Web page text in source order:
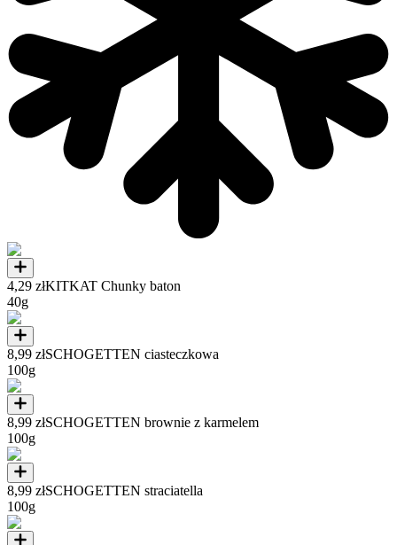
4,29 złKITKAT Chunky baton
40g
8,99 złSCHOGETTEN ciasteczkowa
100g
8,99 złSCHOGETTEN brownie z karmelem
100g
8,99 złSCHOGETTEN straciatella
100g